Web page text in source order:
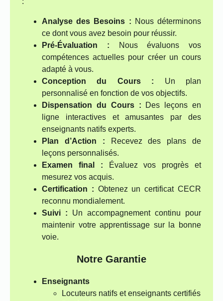
Analyse des Besoins : Nous déterminons
ce dont vous avez besoin pour réussir.
Pré-Évaluation : Nous évaluons vos
compétences actuelles pour créer un cours
adapté à vous.
Conception du Cours : Un plan
personnalisé en fonction de vos objectifs.
Dispensation du Cours : Des leçons en
ligne interactives et amusantes par des
enseignants natifs experts.
Plan d’Action : Recevez des plans de
leçons personnalisés.
Examen final : Évaluez vos progrès et
mesurez vos acquis.
Certification : Obtenez un certificat CECR
reconnu mondialement.
Suivi : Un accompagnement continu pour
maintenir votre apprentissage sur la bonne
voie.
Notre Garantie
Enseignants
Locuteurs natifs et enseignants certifiés